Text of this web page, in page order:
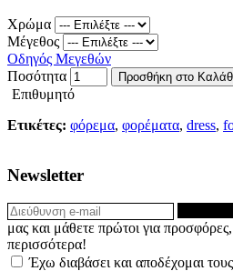
Χρώμα
Μέγεθος
Οδηγός Μεγεθών
Ποσότητα
Προσθήκη στο
Επιθυμητό
Ετικέτες: φόρεμα, φορέματα, dress,
Newsletter
μας και μάθετε πρώτοι για
περισσότερα!
Έχω διαβάσει και αποδέχομαι